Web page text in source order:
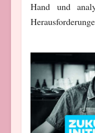
Hand und